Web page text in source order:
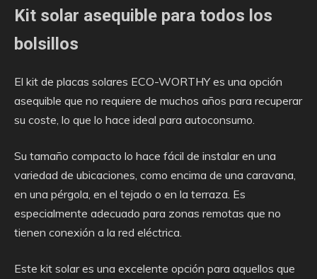
Kit solar asequible para todos los
bolsillos
El kit de placas solares ECO-WORTHY es una opción
asequible que no requiere de muchos años para recuperar
su coste, lo que lo hace ideal para autoconsumo.
Su tamaño compacto lo hace fácil de instalar en una
variedad de ubicaciones, como encima de una caravana,
en una pérgola, en el tejado o en la terraza. Es
especialmente adecuado para zonas remotas que no
tienen conexión a la red eléctrica.
Este kit solar es una excelente opción para aquellos que